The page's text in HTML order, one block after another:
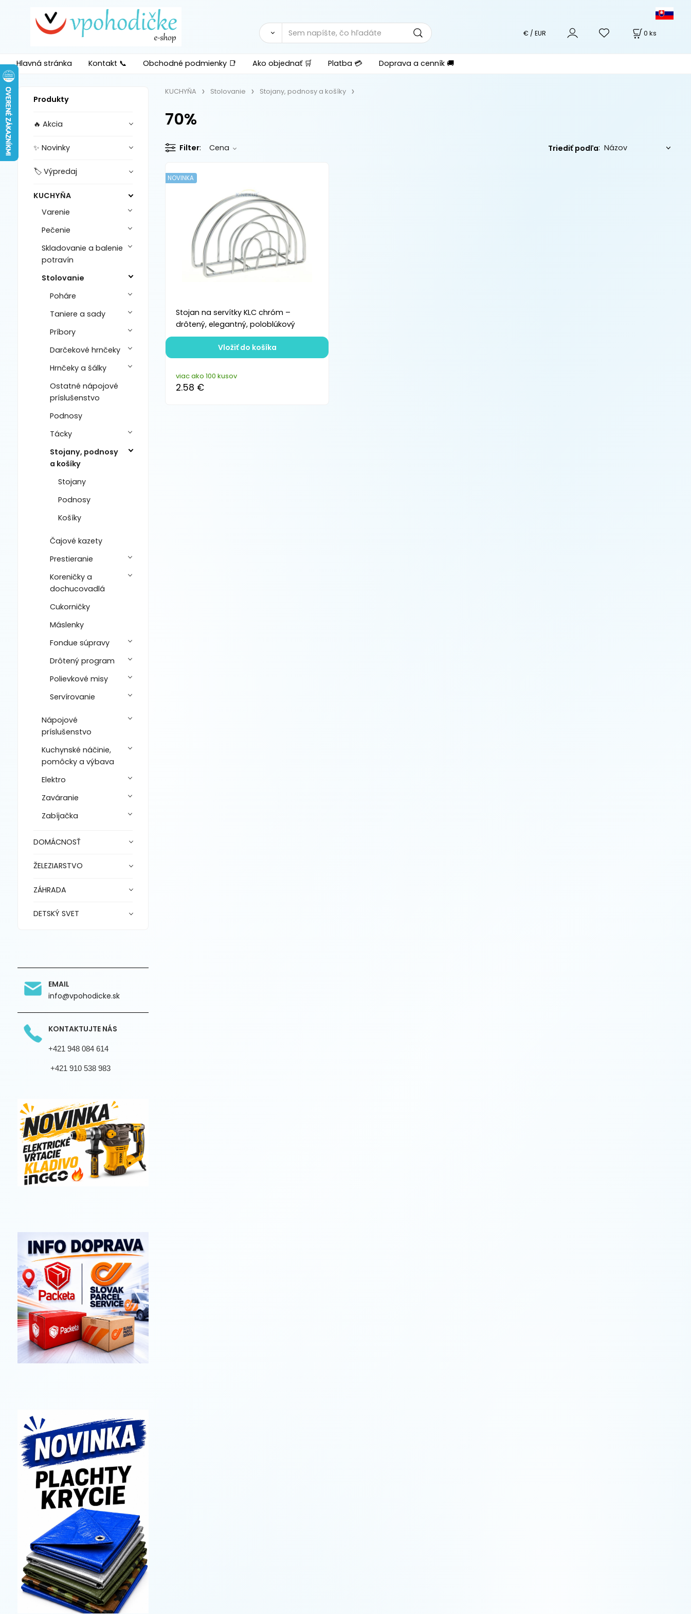
0 ks
€ / EUR
Hlavná stránka Kontakt 📞 Obchodné podmienky 📑 Ako objednať 🛒 Platba 💳 Doprava a cenník 🚚
Produkty
🔥 Akcia
✨ Novinky
🏷️ Výpredaj
KUCHYŇA
Varenie
Pečenie
Skladovanie a balenie
potravín
Stolovanie
Poháre
Taniere a sady
Príbory
Darčekové hrnčeky
Hrnčeky a šálky
Ostatné nápojové
príslušenstvo
Podnosy
Tácky
Stojany, podnosy
a košíky
Stojany
Podnosy
Košíky
Čajové kazety
Prestieranie
Koreničky a
dochucovadlá
Cukorničky
Máslenky
Fondue súpravy
Drôtený program
Polievkové misy
Servírovanie
Nápojové
príslušenstvo
Kuchynské náčinie,
pomôcky a výbava
Elektro
Zaváranie
Zabíjačka
DOMÁCNOSŤ
ŽELEZIARSTVO
ZÁHRADA
DETSKÝ SVET
EMAIL
info@vpohodicke.sk
KONTAKTUJTE NÁS
+421 948 084 614
+421 910 538 983
KUCHYŇA Stolovanie Stojany, podnosy a košíky
70%
Filter Cena Triediť podľa:
Stojan na servítky KLC chróm –
drôtený, elegantný, poloblúkový
NOVINKA
viac ako 100 kusov
2.58 €
Vložiť do košíka